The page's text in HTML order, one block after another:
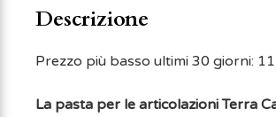
Descrizione
Prezzo più basso ultimi 30 giorni:
La pasta per le articolazioni Terra